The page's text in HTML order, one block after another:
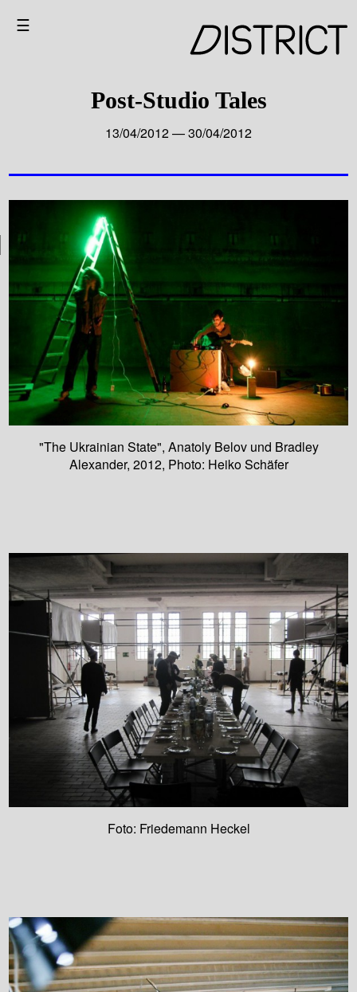
☰
Post-Studio Tales
13/04/2012 — 30/04/2012
"The Ukrainian State", Anatoly Belov und Bradley
Alexander, 2012, Photo: Heiko Schäfer
Foto: Friedemann Heckel